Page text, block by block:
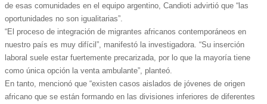
de esas comunidades en el equipo argentino, Candioti advirtió que “las
oportunidades no son igualitarias”.
“El proceso de integración de migrantes africanos contemporáneos en
nuestro país es muy difícil”, manifestó la investigadora. “Su inserción
laboral suele estar fuertemente precarizada, por lo que la mayoría tiene
como única opción la venta ambulante”, planteó.
En tanto, mencionó que “existen casos aislados de jóvenes de origen
africano que se están formando en las divisiones inferiores de diferentes